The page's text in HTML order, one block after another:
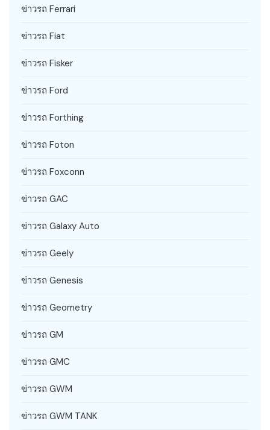
ข่าวรถ Ferrari
ข่าวรถ Fiat
ข่าวรถ Fisker
ข่าวรถ Ford
ข่าวรถ Forthing
ข่าวรถ Foton
ข่าวรถ Foxconn
ข่าวรถ GAC
ข่าวรถ Galaxy Auto
ข่าวรถ Geely
ข่าวรถ Genesis
ข่าวรถ Geometry
ข่าวรถ GM
ข่าวรถ GMC
ข่าวรถ GWM
ข่าวรถ GWM TANK